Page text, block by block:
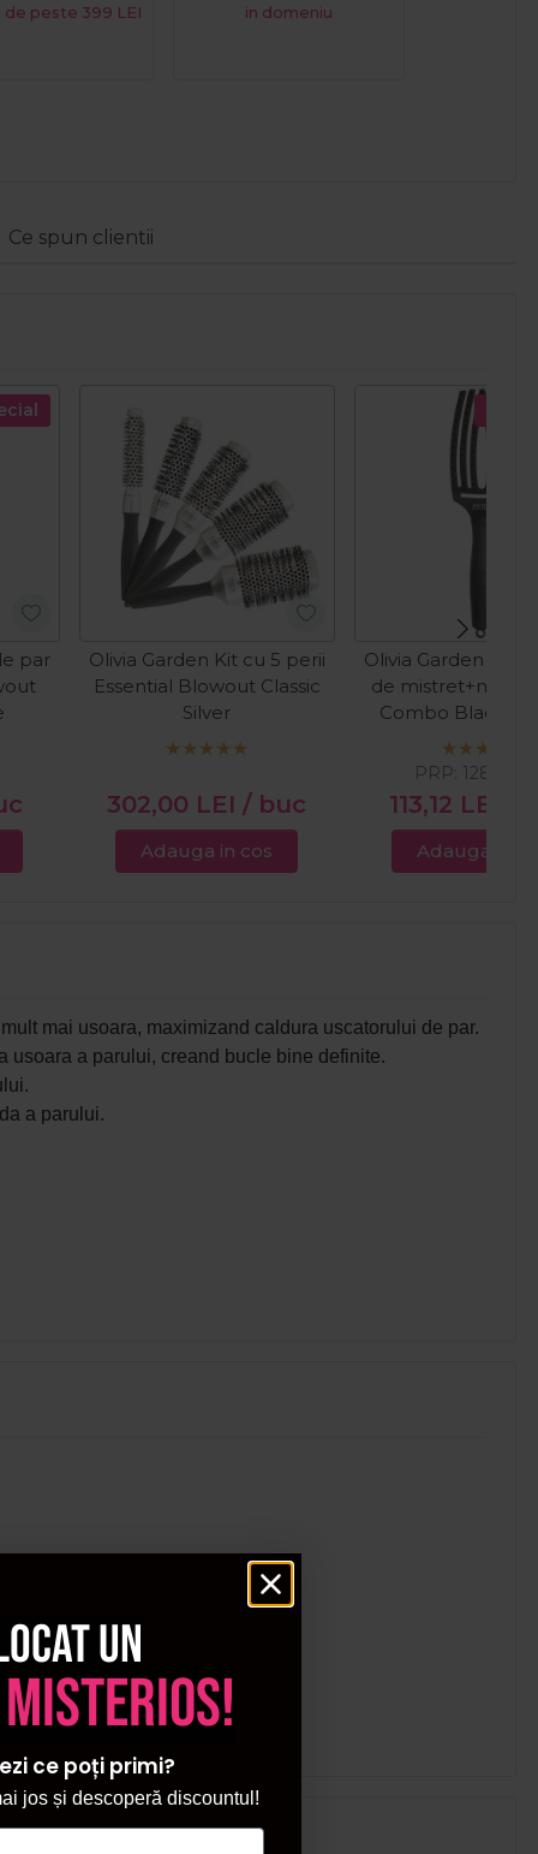
de peste 399 LEI
in domeniu
Ce spun clientii
par
Olivia Garden Kit cu 5 perii
Essential Blowout Classic
Silver
302,00 LEI / buc
Adauga in cos
Olivia Garden
de mistret+nailon
Combo Black
113,12 LEI
PRP: 128,00
Adauga in
mai usoara, maximizand caldura uscatorului de par.
usoara a parului, creand bucle bine definite.
a parului.
un
ce poți primi?
jos și descoperă discountul!